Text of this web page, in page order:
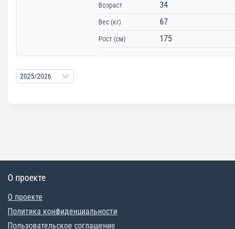
Возраст 34
Вес (кг) 67
Рост (см) 175
О проекте
О проекте
Политика конфиденциальности
Пользовательское соглашение